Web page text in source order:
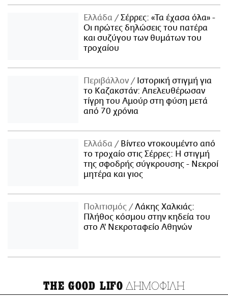
Ελλάδα
Σέρρες: «Τα έχασα όλα» -
Οι πρώτες δηλώσεις του πατέρα
και συζύγου των θυμάτων του
τροχαίου
Περιβάλλον
Ιστορική στιγμή για
το Καζακστάν: Απελευθέρωσαν
τίγρη του Αμούρ στη φύση μετά
από 70 χρόνια
Ελλάδα
Βίντεο ντοκουμέντο από
το τροχαίο στις Σέρρες: Η στιγμή
της σφοδρής σύγκρουσης - Νεκροί
μητέρα και γιος
Πολιτισμός
Λάκης Χαλκιάς:
Πλήθος κόσμου στην κηδεία του
στο Α' Νεκροταφείο Αθηνών
THE GOOD LIFO ΔΗΜΟΦΙΛΗ